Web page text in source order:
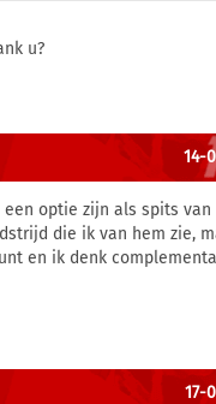
u?
14-
een optie zijn als spits van
die ik van hem zie,
en ik denk
17-